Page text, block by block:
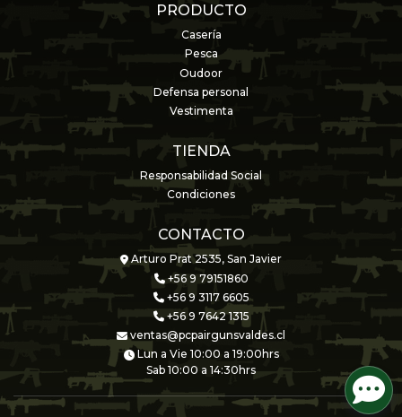
PRODUCTO
Casería
Pesca
Oudoor
Defensa personal
Vestimenta
TIENDA
Responsabilidad Social
Condiciones
CONTACTO
Arturo Prat 2535, San Javier
+56 9 79151860
+56 9 3117 6605
+56 9 7642 1315
ventas@pcpairgunsvaldes.cl
Lun a Vie 10:00 a 19:00hrs
Sab 10:00 a 14:30hrs